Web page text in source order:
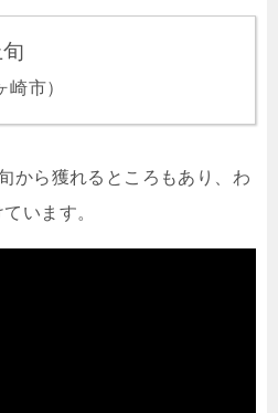
崎市）
から獲れるところもあり、わ
います。